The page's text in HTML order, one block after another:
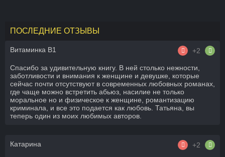
ПОСЛЕДНИЕ ОТЗЫВЫ
Витаминка B1 +2
Спасибо за удивительную книгу. В ней столько нежности,
заботливости и внимания к женщине и девушке, которые
сейчас почти отсутствуют в современных любовных романах,
где чаще можно встретить абьюз, насилие не только
моральное но и физическое к женщине, романтизацию
криминала, и все это подается как любовь. Татьяна, вы
теперь один из моих любимых авторов.
Катарина +2